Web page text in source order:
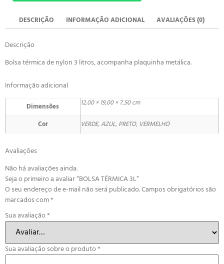
DESCRIÇÃO INFORMAÇÃO ADICIONAL AVALIAÇÕES (0)
Descrição
Bolsa térmica de nylon 3 litros, acompanha plaquinha metálica.
Informação adicional
Dimensões 12,00 × 19,00 × 7,50 cm
Cor VERDE, AZUL, PRETO, VERMELHO
Avaliações
Não há avaliações ainda.
Seja o primeiro a avaliar “BOLSA TÉRMICA 3L”
O seu endereço de e-mail não será publicado.Campos obrigatórios são
marcados com*
Sua avaliação*
Sua avaliação sobre o produto*